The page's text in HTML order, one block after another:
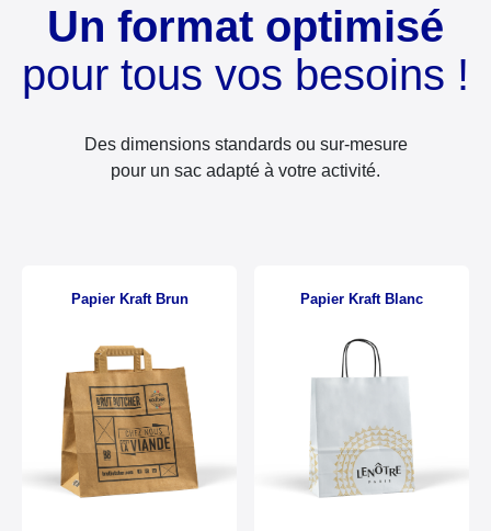
Un format optimisé
pour tous vos besoins !
Des dimensions standards ou sur-mesure
pour un sac adapté à votre activité.
Papier Kraft Brun Papier Kraft Blanc